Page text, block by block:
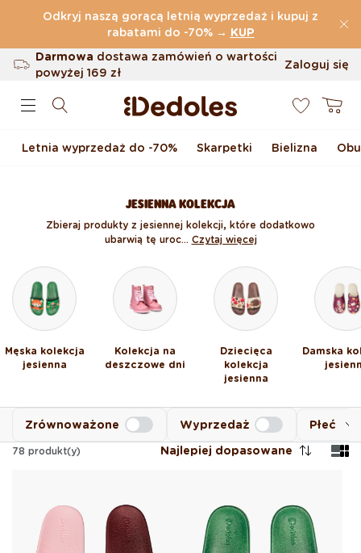
Przejdź do treści
Odkryj naszą gorącą letnią wyprzedaż i kupuj z
rabatami do -70% → KUP
(32.819 Opinie)
Darmowa dostawa zamówień o wartości
powyżej169 zł
Możliwość zwrotu w ciągu 100 dni
Zaloguj się
Koszyk
Letnia wyprzedaż do -70% Skarpetki Bielizna
JESIENNA KOLEKCJA
Zbieraj produkty z jesiennej kolekcji, które dodatkowo
ubarwią tę uroc... Czytaj więcej
Męska kolekcja
jesienna
Kolekcja na
deszczowe dni
Dziecięca
kolekcja
jesienna
Damska
Płeć
Zrównoważone Wyprzedaż
78 produkt(y) Najlepiej dopasowane